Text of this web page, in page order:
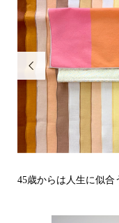

その立場で信頼され